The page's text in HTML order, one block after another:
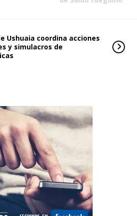
Ushuaia coordina acciones
y simulacros de